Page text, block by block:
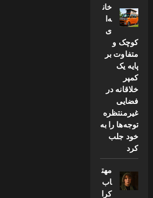
خان
ه‌ا
ی
کوچک و
متفاوت بر
پایه یک
کمپر
خلاقانه در
فضایی
غیرمنتظره
توجه‌ها را به
خود جلب
کرد
مهت
اب
کرا